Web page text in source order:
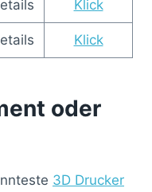
Klick
Klick
oder
3D Drucker